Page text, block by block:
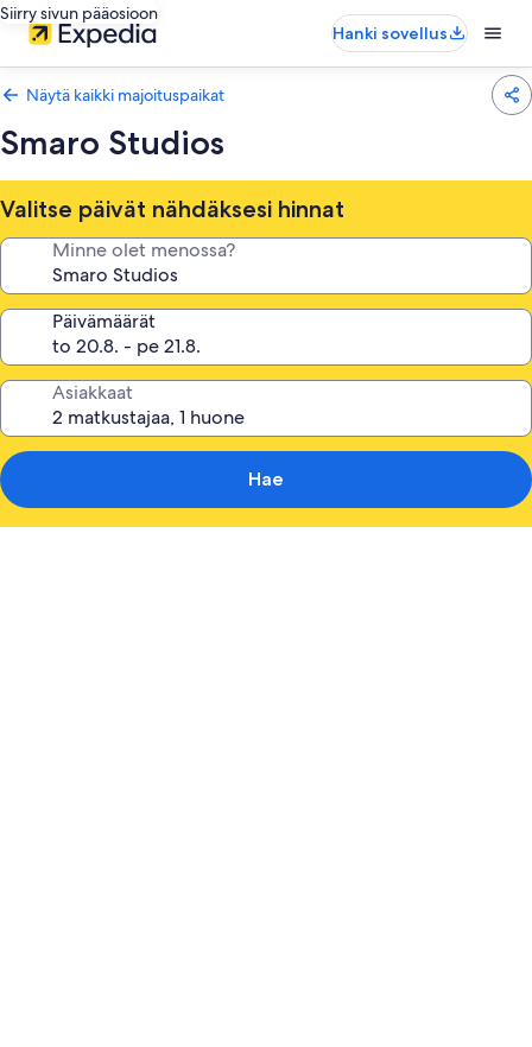
Siirry sivun pääosioon
Hanki sovellus
Näytä kaikki majoituspaikat
Smaro Studios
Valitse päivät nähdäksesi hinnat
Minne olet menossa?
Päivämäärät
Asiakkaat
Hae